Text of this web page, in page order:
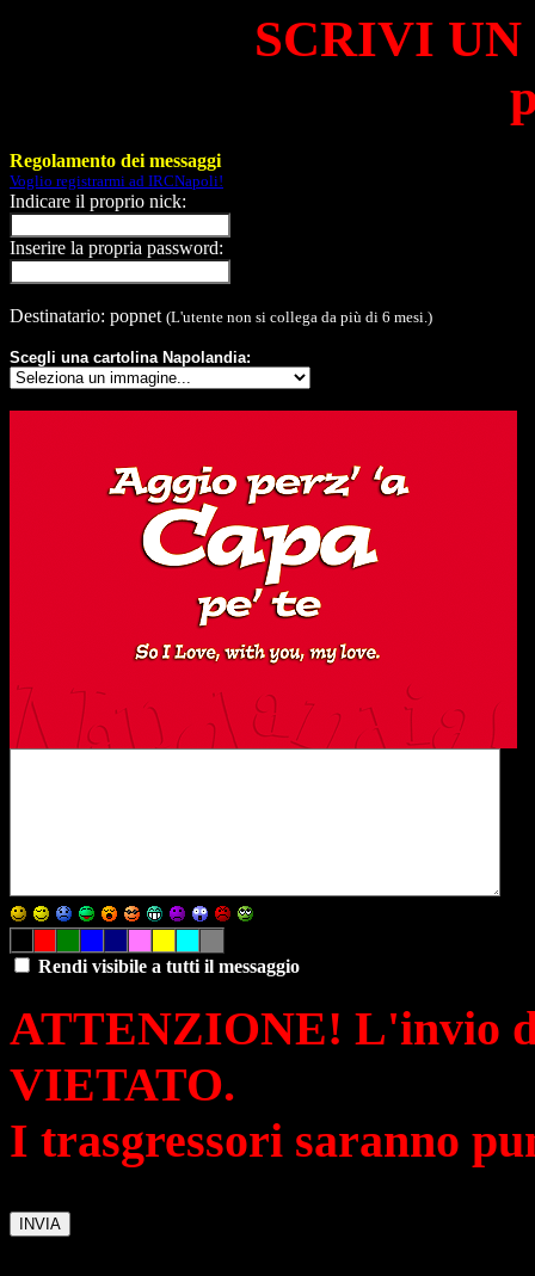
SCRIVI
Regolamento dei messaggi
Voglio registrarmi ad IRCNapoli!
Indicare il proprio nick:
Inserire la propria password:
Destinatario: popnet (L'utente non si collega da più di 6 mesi.)
Scegli una cartolina Napolandia:
Rendi visibile a tutti il messaggio
ATTENZIONE! L'invio
VIETATO.
I trasgressori saranno